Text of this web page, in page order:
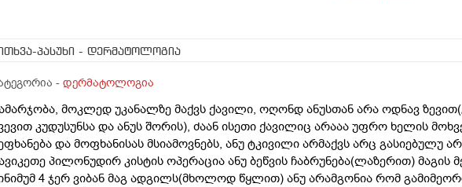
პასუხი - დერმატოლოგია
- დერმატოლოგია
მოკლედ უკანალზე მაქვს ქავილი, ოღონდ ანუსთან არა ოდნავ
კუდუსუნსა და ანუს შორის), ძაან ისეთი ქავილიც არააა უფრო ხელის
და მოფხანისას მსიამოვნებს, ანუ ტკივილი არმაქვს არც გასიებულუ
პილონუდირ კისტის ოპერაცია ანუ ბეწვის ჩაბრუნება(ლაზერით) მაგის
4 ჯერ ვიბან მაგ ადგილს(მხოლოდ წყლით) ანუ არამგონია რომ